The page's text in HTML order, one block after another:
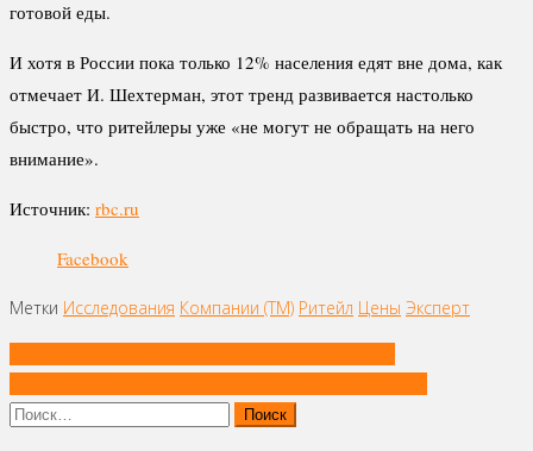
готовой еды.
И хотя в России пока только 12% населения едят вне дома, как
отмечает И. Шехтерман, этот тренд развивается настолько
быстро, что ритейлеры уже «не могут не обращать на него
внимание».
Источник: rbc.ru
Facebook
Метки Исследования Компании (ТМ) Ритейл Цены Эксперт
записям
Найти: